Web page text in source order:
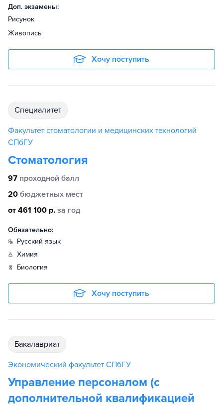
Доп. экзамены:
Рисунок
Живопись
Хочу поступить
специалитет
Факультет стоматологии и медицинских технологий
СПбГУ
Стоматология
97 проходной балл
20 бюджетных мест
от 461 100 р. за год
Обязательно:
русский язык
химия
биология
Хочу поступить
бакалавриат
Экономический факультет СПбГУ
Управление персоналом (с
дополнительной квалификацией